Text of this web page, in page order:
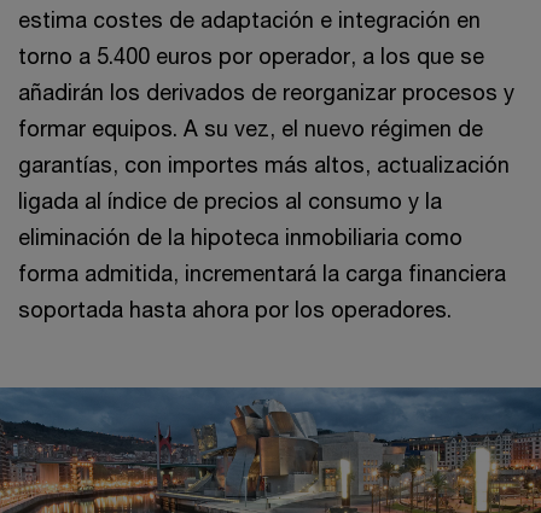
estima costes de adaptación e integración en
torno a 5.400 euros por operador, a los que se
añadirán los derivados de reorganizar procesos y
formar equipos. A su vez, el nuevo régimen de
garantías, con importes más altos, actualización
ligada al índice de precios al consumo y la
eliminación de la hipoteca inmobiliaria como
forma admitida, incrementará la carga financiera
soportada hasta ahora por los operadores.